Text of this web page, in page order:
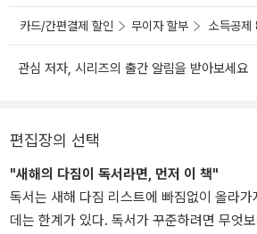
카드/간편결제 할인 무이자 할부 소득공제
관심 저자, 시리즈의 출간 알림을 받아보세요
편집장의 선택
"새해의 다짐이 독서라면, 먼저 이 책"
독서는 새해 다짐 리스트에 빠짐없이 올라
데는 한계가 있다. 독서가 꾸준하려면 무엇